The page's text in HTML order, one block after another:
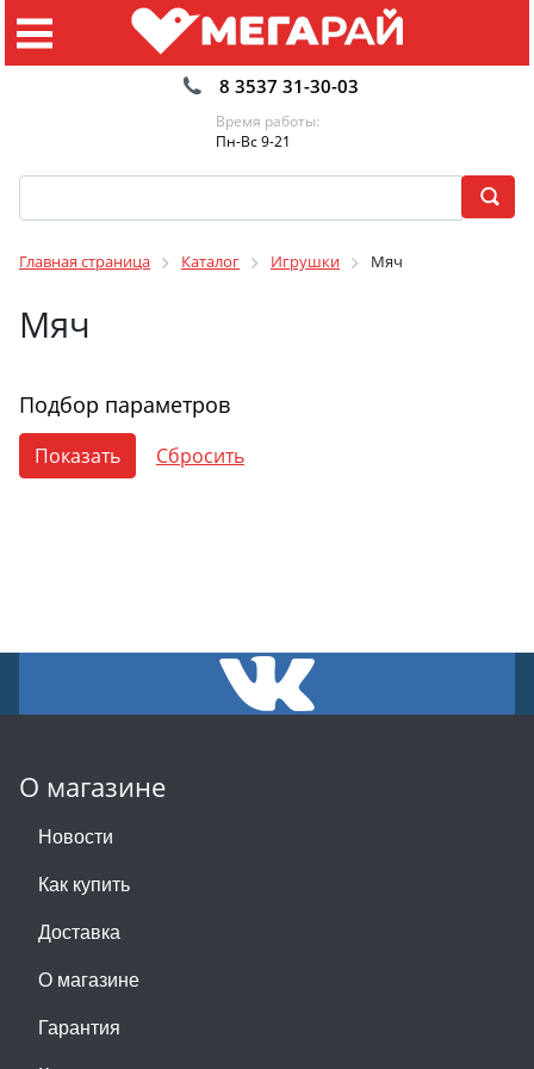
8 3537 31-30-03
Время работы:
Пн-Вс 9-21
Главная страница Каталог Игрушки Мяч
Мяч
Подбор параметров
О магазине
Новости
Как купить
Доставка
О магазине
Гарантия